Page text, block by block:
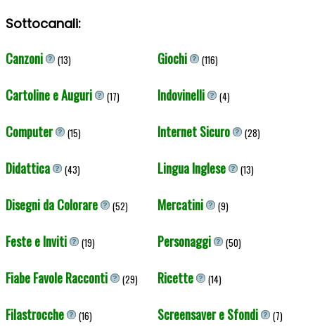
Sottocanali:
Canzoni (13)
Cartoline e Auguri (17)
Computer (15)
Didattica (43)
Disegni da Colorare (52)
Feste e Inviti (19)
Fiabe Favole Racconti (29)
Filastrocche (16)
Giochi (116)
Indovinelli (4)
Internet Sicuro (28)
Lingua Inglese (13)
Mercatini (9)
Personaggi (50)
Ricette (14)
Screensaver e Sfondi (7)